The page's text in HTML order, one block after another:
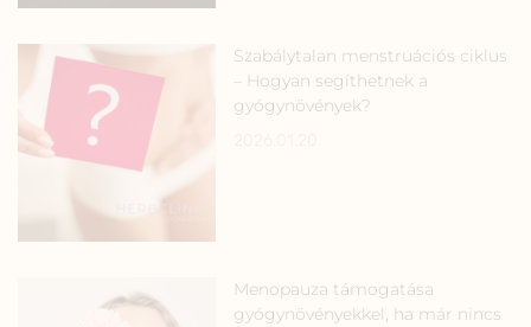
Szabálytalan menstruációs ciklus
– Hogyan segíthetnek a
gyógynövények?
Menopauza támogatása
gyógynövényekkel, ha már nincs